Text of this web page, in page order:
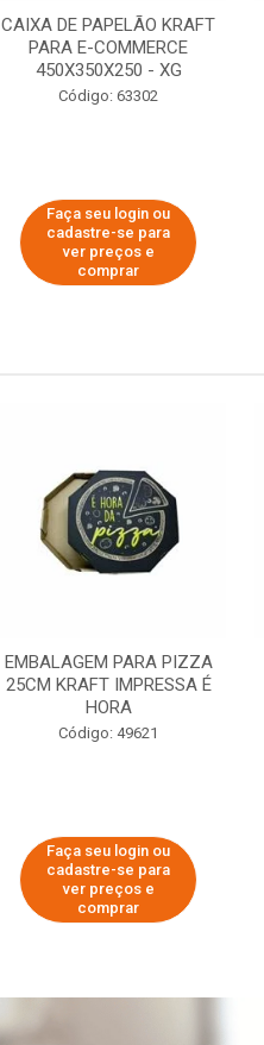
CAIXA DE PAPELÃO KRAFT
PARA E-COMMERCE
450X350X250 - XG
Código: 63302
Faça seu login ou
cadastre-se para
ver preços e
comprar
EMBALAGEM PARA PIZZA
25CM KRAFT IMPRESSA É
HORA
Código: 49621
Faça seu login ou
cadastre-se para
ver preços e
comprar